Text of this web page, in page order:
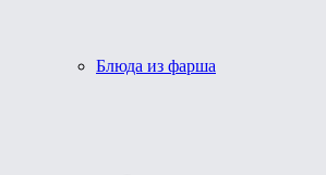
Блюда из фарша